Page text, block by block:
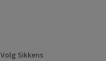
Volg Sikkens